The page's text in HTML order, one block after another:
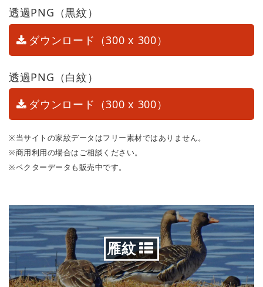
透過PNG（黒紋）
ダウンロード（300 x 300）
透過PNG（白紋）
ダウンロード（300 x 300）
※当サイトの家紋データはフリー素材ではありません。
※商用利用の場合はご相談ください。
※ベクターデータも販売中です。
雁紋